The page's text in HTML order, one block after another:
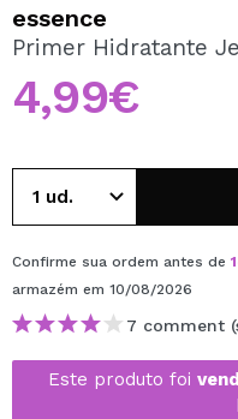
Ao criar uma conta no
compras rapidamente,
encomendas e consultar
essence
Primer Hidratante
4,99€
Confirme sua ordem antes de
armazém em 10/08/2026
7 comment
Este produto foi